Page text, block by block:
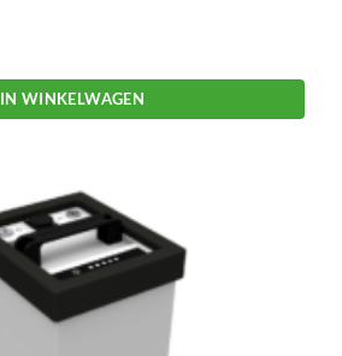
IN WINKELWAGEN